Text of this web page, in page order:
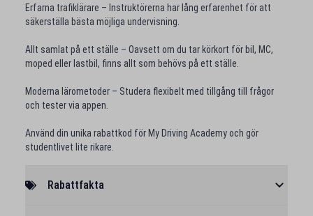
Erfarna trafiklärare – Instruktörerna har lång erfarenhet för att
säkerställa bästa möjliga undervisning.
Allt samlat på ett ställe – Oavsett om du tar körkort för bil, MC,
moped eller lastbil, finns allt som behövs på ett ställe.
Moderna lärometoder – Studera flexibelt med tillgång till frågor
och tester via appen.
Använd din unika rabattkod för My Driving Academy och gör
studentlivet lite rikare.
Rabattfakta